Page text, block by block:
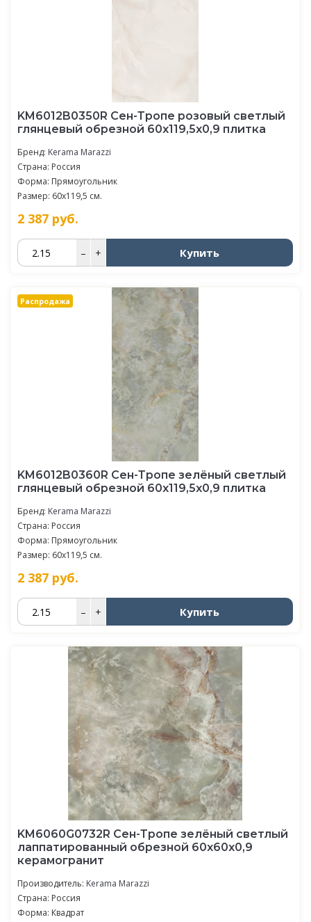
KM6012B0350R Сен-Тропе розовый светлый
глянцевый обрезной 60x119,5x0,9 плитка
Бренд: Kerama Marazzi
Страна: Россия
Форма: Прямоугольник
Размер: 60x119,5 см.
2 387 руб.
– + Купить
Распродажа
KM6012B0360R Сен-Тропе зелёный светлый
глянцевый обрезной 60x119,5x0,9 плитка
Бренд: Kerama Marazzi
Страна: Россия
Форма: Прямоугольник
Размер: 60x119,5 см.
2 387 руб.
– + Купить
KM6060G0732R Сен-Тропе зелёный светлый
лаппатированный обрезной 60x60x0,9
керамогранит
Производитель: Kerama Marazzi
Страна: Россия
Форма: Квадрат